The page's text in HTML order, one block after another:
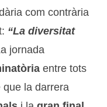
com contrària
“La diversitat
jornada
entre tots
la darrera